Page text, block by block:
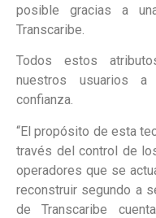
posible gracias a
Transcaribe.
Todos estos
nuestros usuarios a
confianza.
“El propósito de esta
través del control de
operadores que se
reconstruir segundo a
de Transcaribe